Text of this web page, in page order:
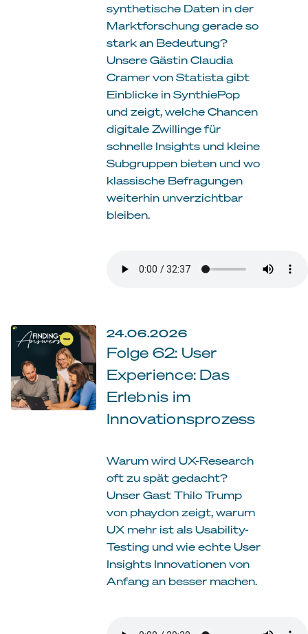
synthetische Daten in der
Marktforschung gerade so
stark an Bedeutung?
Unsere Gästin Claudia
Cramer von Statista gibt
Einblicke in SynthiePop
und zeigt, welche Chancen
digitale Zwillinge für
schnelle Insights und kleine
Subgruppen bieten und wo
klassische Befragungen
weiterhin unverzichtbar
bleiben.
24.06.2026
Folge 62: User
Experience: Das
Erlebnis im
Innovationsprozess
Warum wird UX-Research
oft zu spät gedacht?
Unser Gast Thilo Trump
von phaydon zeigt, warum
UX mehr ist als Usability-
Testing und wie echte User
Insights Innovationen von
Anfang an besser machen.